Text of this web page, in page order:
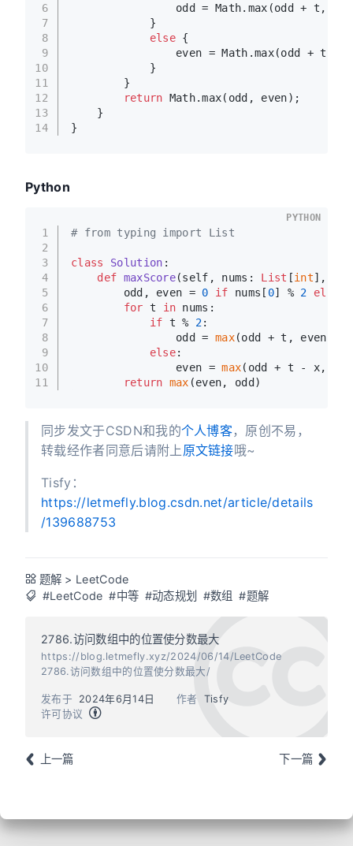
6
7
8
9
10
11
12
13
14
odd = Math.max(odd + t,
            }
else {
even = Math.max(odd + t -
            }
        }
return Math.max(odd, even);
    }
}
Python
1
2
3
4
5
6
7
8
9
10
11
# from typing import List
class Solution :
def maxScore(self, nums: List [int], x:
        odd, even =
0 if nums[ 0] % 2 else
for t in nums:
if t % 2:
                odd =
max(odd + t, even +
else:
                even =
max(odd + t - x,
return max (even, odd)
PYTHON
同步发文于CSDN和我的个人博客，原创不易，
转载经作者同意后请附上 原文链接哦~
Tisfy：
https://letmefly.blog.csdn.net/article/details
/139688753
题解 > LeetCode
#LeetCode #中等 #动态规划 #数组 #题解
2786.访问数组中的位置使分数最大
https://blog.letmefly.xyz/2024/06/14/LeetCode
2786.访问数组中的位置使分数最大/
作者 Tisfy
发布于
2024年6月14日
许可协议
上一篇 下一篇